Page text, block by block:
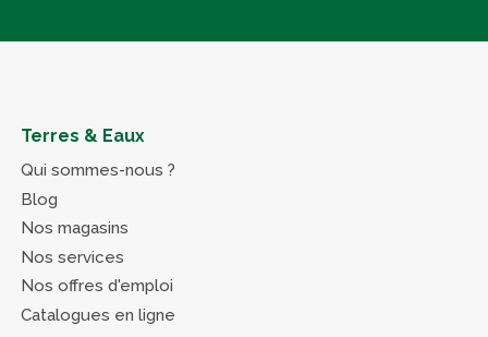
Terres & Eaux
Qui sommes-nous ?
Blog
Nos magasins
Nos services
Nos offres d'emploi
Catalogues en ligne